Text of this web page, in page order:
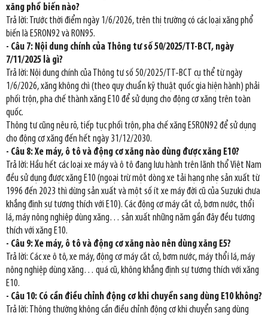
xăng phổ biến nào?
Trả lời: Trước thời điểm ngày 1/6/2026, trên thị trường có các loại xăng phổ
biến là E5RON92 và RON95.
- Câu 7: Nội dung chính của Thông tư số 50/2025/TT-BCT, ngày
7/11/2025 là gì?
Trả lời: Nội dung chính của Thông tư số 50/2025/TT-BCT cụ thể từ ngày
1/6/2026, xăng không chì (theo quy chuẩn kỹ thuật quốc gia hiện hành) phải
phối trộn, pha chế thành xăng E10 để sử dụng cho động cơ xăng trên toàn
quốc.
Thông tư cũng nêu rõ, tiếp tục phối trộn, pha chế xăng E5RON92 để sử dụng
cho động cơ xăng đến hết ngày 31/12/2030.
- Câu 8: Xe máy, ô tô và động cơ xăng nào dùng được xăng E10?
Trả lời: Hầu hết các loại xe máy và ô tô đang lưu hành trên lãnh thổ Việt Nam
đều sử dụng được xăng E10 (ngoại trừ một dòng xe tải hạng nhẹ sản xuất từ
1996 đến 2023 thì dừng sản xuất và một số ít xe máy đời cũ của Suzuki chưa
khẳng định sự tương thích với E10). Các động cơ máy cắt cỏ, bơm nước, thổi
lá, máy nông nghiệp dùng xăng… sản xuất những năm gần đây đều tương
thích với xăng E10.
- Câu 9: Xe máy, ô tô và động cơ xăng nào nên dùng xăng E5?
Trả lời: Các xe ô tô, xe máy, động cơ máy cắt cỏ, bơm nước, máy thổi lá, máy
nông nghiệp dùng xăng… quá cũ, không khẳng định sự tương thích với xăng
E10.
- Câu 10: Có cần điều chỉnh động cơ khi chuyển sang dùng E10 không?
Trả lời: Thông thường không cần điều chỉnh động cơ khi chuyển sang dùng